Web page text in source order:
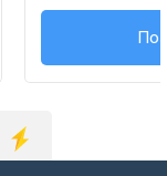
+7